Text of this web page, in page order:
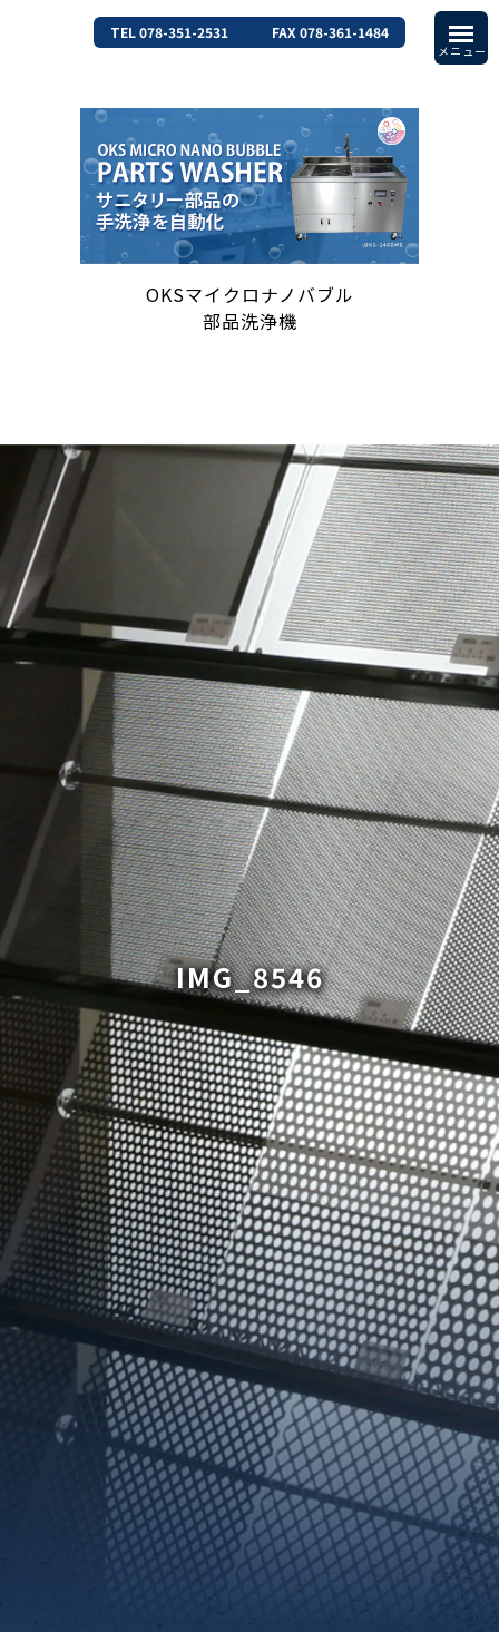
TEL 078-351-2531 FAX 078-361-1484
OKSマイクロナノバブル
部品洗浄機
IMG_8546